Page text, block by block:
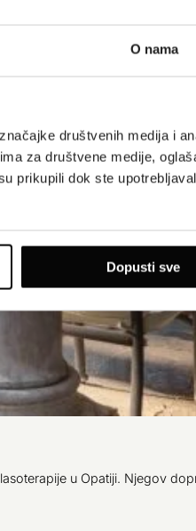
O nama
društvenih medija i
za društvene medije,
prikupili dok ste
Dopusti sve
u Opatiji. Njegov